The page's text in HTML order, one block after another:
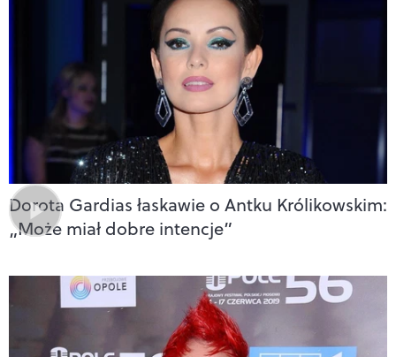
Dorota Gardias łaskawie o Antku Królikowskim:
„Może miał dobre intencje”